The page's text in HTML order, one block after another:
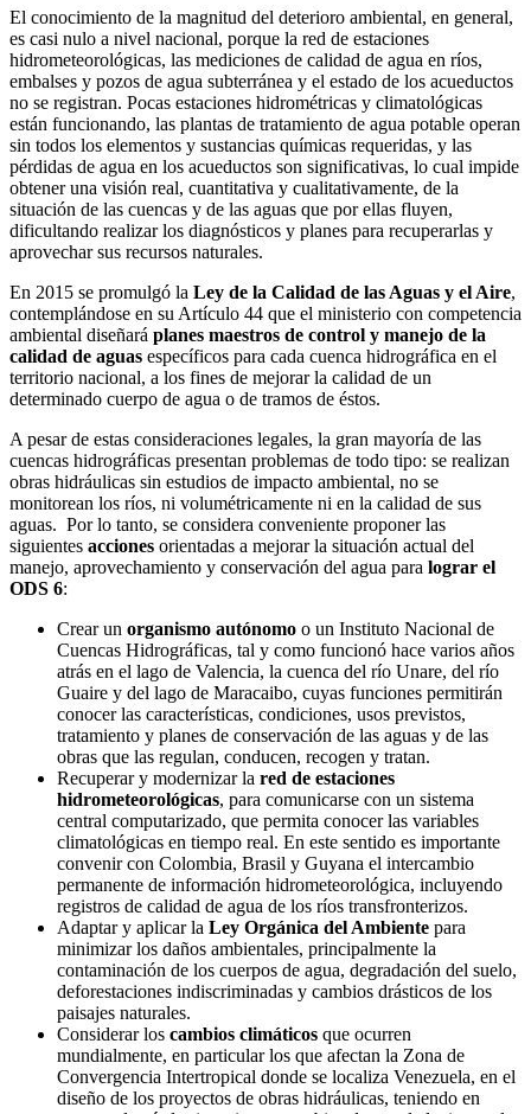
El conocimiento de la magnitud del deterioro ambiental, en general,
es casi nulo a nivel nacional, porque la red de estaciones
hidrometeorológicas, las mediciones de calidad de agua en ríos,
embalses y pozos de agua subterránea y el estado de los acueductos
no se registran. Pocas estaciones hidrométricas y climatológicas
están funcionando, las plantas de tratamiento de agua potable operan
sin todos los elementos y sustancias químicas requeridas, y las
pérdidas de agua en los acueductos son significativas, lo cual impide
obtener una visión real, cuantitativa y cualitativamente, de la
situación de las cuencas y de las aguas que por ellas fluyen,
dificultando realizar los diagnósticos y planes para recuperarlas y
aprovechar sus recursos naturales.
En 2015 se promulgó la Ley de la Calidad de las Aguas y el Aire,
contemplándose en su Artículo 44 que el ministerio con competencia
ambiental diseñará planes maestros de control y manejo de la
calidad de aguas específicos para cada cuenca hidrográfica en el
territorio nacional, a los fines de mejorar la calidad de un
determinado cuerpo de agua o de tramos de éstos.
A pesar de estas consideraciones legales, la gran mayoría de las
cuencas hidrográficas presentan problemas de todo tipo: se realizan
obras hidráulicas sin estudios de impacto ambiental, no se
monitorean los ríos, ni volumétricamente ni en la calidad de sus
aguas. Por lo tanto, se considera conveniente proponer las
siguientes acciones orientadas a mejorar la situación actual del
manejo, aprovechamiento y conservación del agua para lograr el
ODS 6:
Crear un organismo autónomo o un Instituto Nacional de
Cuencas Hidrográficas, tal y como funcionó hace varios años
atrás en el lago de Valencia, la cuenca del río Unare, del río
Guaire y del lago de Maracaibo, cuyas funciones permitirán
conocer las características, condiciones, usos previstos,
tratamiento y planes de conservación de las aguas y de las
obras que las regulan, conducen, recogen y tratan.
Recuperar y modernizar la red de estaciones
hidrometeorológicas, para comunicarse con un sistema
central computarizado, que permita conocer las variables
climatológicas en tiempo real. En este sentido es importante
convenir con Colombia, Brasil y Guyana el intercambio
permanente de información hidrometeorológica, incluyendo
registros de calidad de agua de los ríos transfronterizos.
Adaptar y aplicar la Ley Orgánica del Ambiente para
minimizar los daños ambientales, principalmente la
contaminación de los cuerpos de agua, degradación del suelo,
deforestaciones indiscriminadas y cambios drásticos de los
paisajes naturales.
Considerar los cambios climáticos que ocurren
mundialmente, en particular los que afectan la Zona de
Convergencia Intertropical donde se localiza Venezuela, en el
diseño de los proyectos de obras hidráulicas, teniendo en